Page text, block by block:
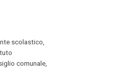
scolastico
comunale